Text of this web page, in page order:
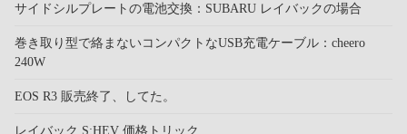
サイドシルプレートの電池交換：SUBARU レイバックの場合
巻き取り型で絡まないコンパクトなUSB充電ケーブル：cheero
240W
EOS R3 販売終了、してた。
レイバック S:HEV 価格トリック